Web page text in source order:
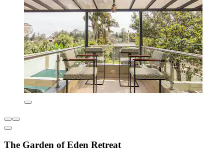
The Garden of Eden Retreat